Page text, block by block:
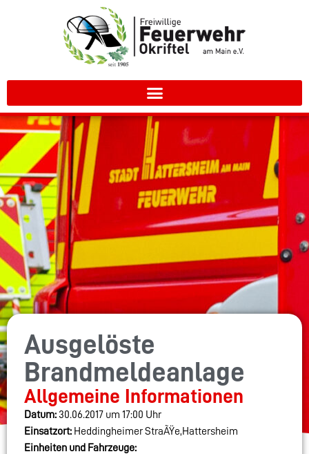
Ausgelöste
Brandmeldeanlage
Allgemeine Informationen
Datum: 30.06.2017 um 17:00 Uhr
Einsatzort: Heddingheimer StraÃŸe,Hattersheim
Einheiten und Fahrzeuge: